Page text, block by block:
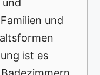
und
und
ist es